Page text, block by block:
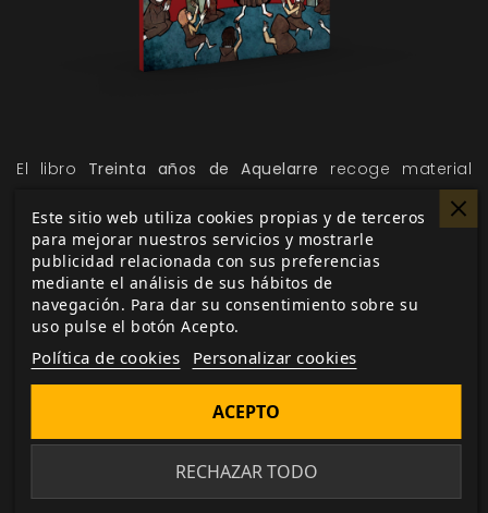
El libro Treinta años de Aquelarre recoge material
único e imágenes inéditas, bocetos de ilustraciones,
anécdotas, experiencias de las personas más
influyentes del universo del decano de los juegos de
rol nacionales.
Mantente conectado a la web para conocer el futuro
de Aquelarre.Muy pronto, volvemos a burlar
Este sitio web utiliza cookies propias y de terceros
para mejorar nuestros servicios y mostrarle
publicidad relacionada con sus preferencias
mediante el análisis de sus hábitos de
navegación. Para dar su consentimiento sobre su
uso pulse el botón Acepto.
Política de cookies Personalizar cookies
RECHAZAR TODO
ACEPTO